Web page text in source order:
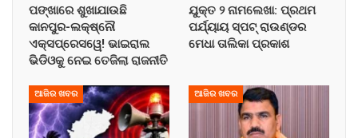
ପଙ୍ଖାରେ ଶୁଖାଯାଉଛି
କାନପୁର-ଲକ୍ଷ୍ନୌ
ଏକ୍ସପ୍ରେସୱେ! ଭାଇରାଲ
ଭିଡିଓକୁ ନେଇ ତେଜିଲା ରାଜନୀତି
ଯୁକ୍ତ ୨ ନାମଲେଖା: ପ୍ରଥମ
ପର୍ଯ୍ୟାୟ ସ୍ପଟ୍ ରାଉଣ୍ଡର
ମେଧା ତାଲିକା ପ୍ରକାଶ
ଆଜିର ଖବର ଆଜିର ଖବର